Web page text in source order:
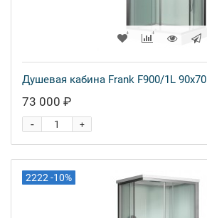
Душевая кабина Frank F900/1L 90x70
73 000 ₽
+
-
2222 -10%